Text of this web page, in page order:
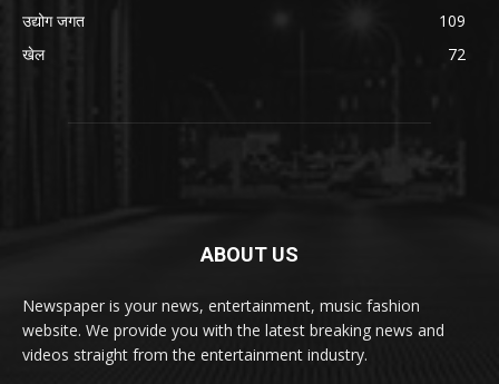
उद्योग जगत
109
खेल
72
ABOUT US
Newspaper is your news, entertainment, music fashion
website. We provide you with the latest breaking news and
videos straight from the entertainment industry.